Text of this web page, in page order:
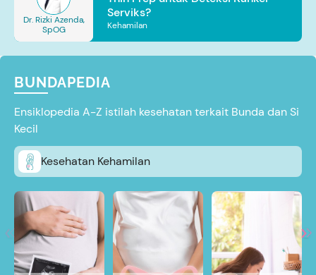
Dr. Rizki Azenda,
SpOG
Serviks?
Kehamilan
BUNDAPEDIA
Ensiklopedia A-Z istilah kesehatan terkait Bunda dan Si
Kecil
Kesehatan Kehamilan